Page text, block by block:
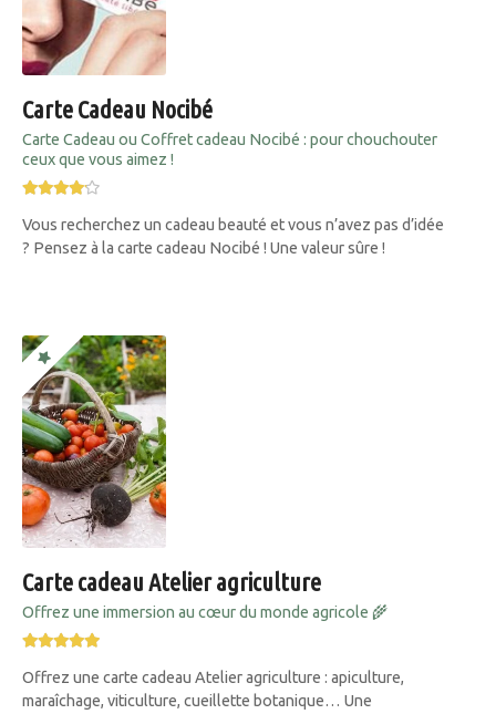
Carte Cadeau Nocibé
Carte Cadeau ou Coffret cadeau Nocibé : pour chouchouter
ceux que vous aimez !
Vous recherchez un cadeau beauté et vous n’avez pas d’idée
? Pensez à la carte cadeau Nocibé ! Une valeur sûre !
Carte cadeau Atelier agriculture
Offrez une immersion au cœur du monde agricole 🌾
Offrez une carte cadeau Atelier agriculture : apiculture,
maraîchage, viticulture, cueillette botanique… Une